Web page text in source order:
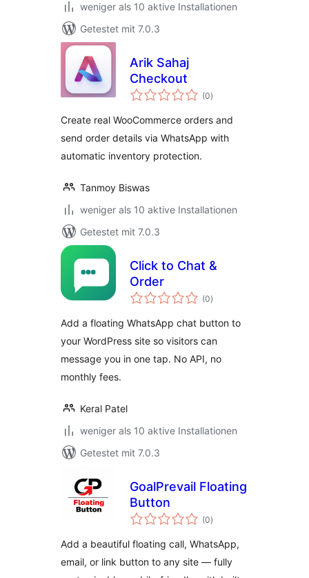
weniger als 10 aktive Installationen
Getestet mit 7.0.3
Arik Sahaj
Checkout
(0Bewertungen
insgesamt
)
Create real WooCommerce orders and
send order details via WhatsApp with
automatic inventory protection.
Tanmoy Biswas
weniger als 10 aktive Installationen
Getestet mit 7.0.3
Click to Chat &
Order
(0Bewertungen
insgesamt
)
Add a floating WhatsApp chat button to
your WordPress site so visitors can
message you in one tap. No API, no
monthly fees.
Keral Patel
weniger als 10 aktive Installationen
Getestet mit 7.0.3
GoalPrevail Floating
Button
(0Bewertungen
insgesamt
)
Add a beautiful floating call, WhatsApp,
email, or link button to any site — fully